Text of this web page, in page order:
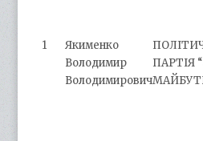
1
Якименко
Володимир
Володимирович
ПАРТІЯ